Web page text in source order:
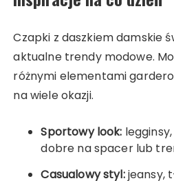
Czapki z daszkiem damskie
aktualne trendy modowe.
różnymi elementami
na wiele okazji.
Sportowy look:
dobre na spacer lub
Casualowy styl:jeansy,